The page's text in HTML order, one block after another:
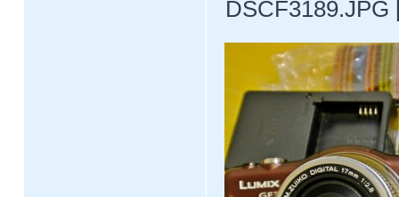
DSCF3189.JPG